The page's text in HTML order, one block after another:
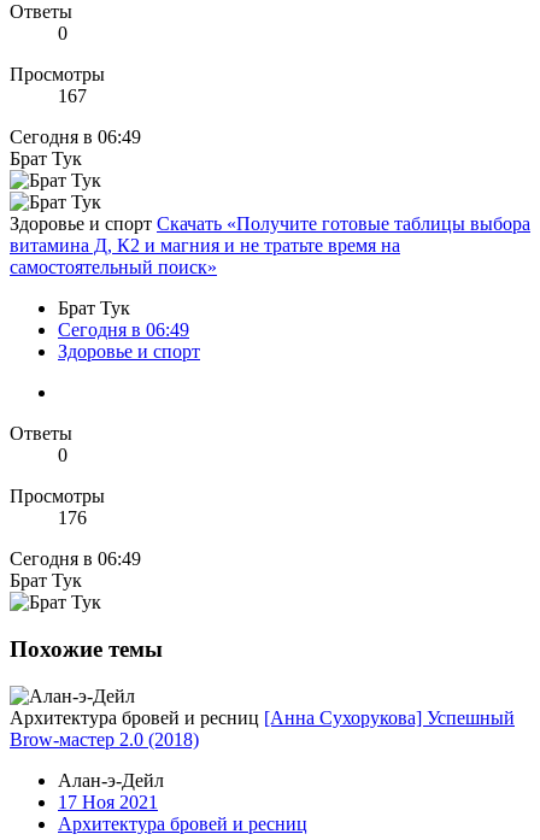
Ответы
0
Просмотры
167
Сегодня в 06:49
Брат Тук
Здоровье и спорт Скачать «Получите готовые таблицы выбора
витамина Д, К2 и магния и не тратьте время на
самостоятельный поиск»
Брат Тук
Сегодня в 06:49
Здоровье и спорт
Ответы
0
Просмотры
176
Сегодня в 06:49
Брат Тук
Похожие темы
Архитектура бровей и ресниц [Анна Сухорукова] Успешный
Brow-мастер 2.0 (2018)
Алан-э-Дейл
17 Ноя 2021
Архитектура бровей и ресниц